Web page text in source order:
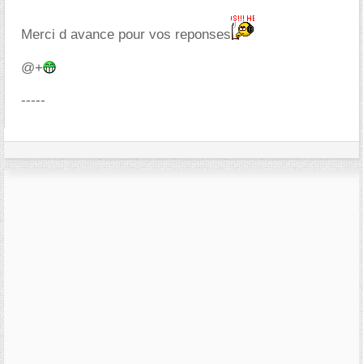
Merci d avance pour vos reponses
@+
-----